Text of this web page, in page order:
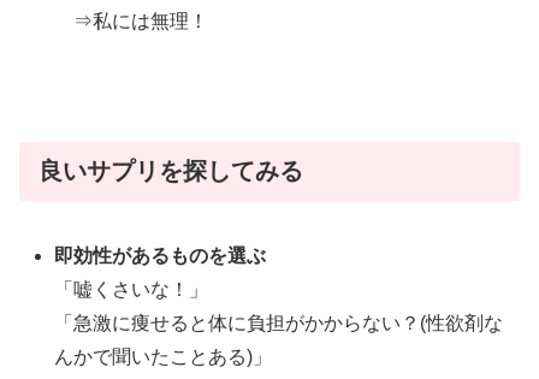
⇒私には無理！
良いサプリを探してみる
即効性があるものを選ぶ
「嘘くさいな！」
「急激に痩せると体に負担がかからない？(性欲剤な
んかで聞いたことある)」